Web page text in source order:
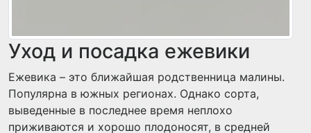
Уход и посадка ежевики
Ежевика – это ближайшая родственница малины.
Популярна в южных регионах. Однако сорта,
выведенные в последнее время неплохо
приживаются и хорошо плодоносят, в средней